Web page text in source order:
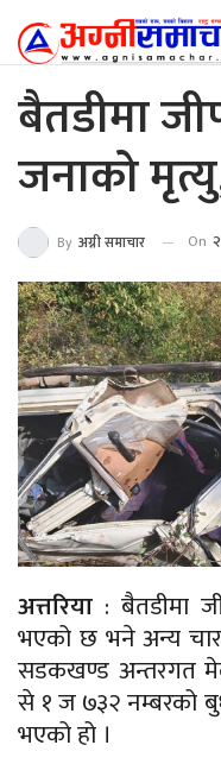
बैतडीमा
जनाको
By अग्नी समाचार On
अत्तरिया : बैतडीमा
भएको छ भने अन्य चार
सडकखण्ड अन्तरगत
से १ ज ७३२ नम्बरको
भएको हो ।